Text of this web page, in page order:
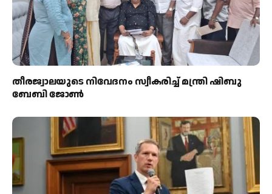
തീരജ്വാലയുടെ നിവേദനം സ്വീകരിച്ച് മന്ത്രി ഷിബു
ബേബി ജോൺ